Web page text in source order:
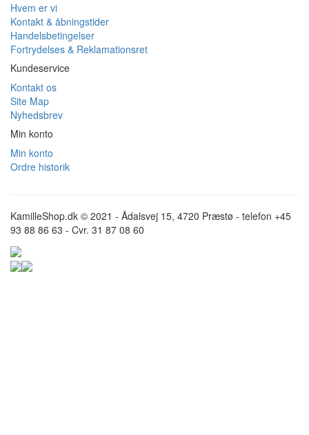
Hvem er vi
Kontakt & åbningstider
Handelsbetingelser
Fortrydelses & Reklamationsret
Kundeservice
Kontakt os
Site Map
Nyhedsbrev
Min konto
Min konto
Ordre historik
KamilleShop.dk © 2021 - Ådalsvej 15, 4720 Præstø - telefon +45
93 88 86 63 - Cvr. 31 87 08 60